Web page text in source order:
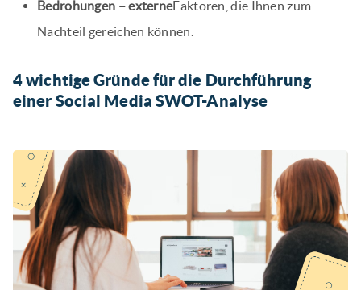
Bedrohungen – externeFaktoren, die Ihnen zum
Nachteil gereichen können.
4 wichtige Gründe für die Durchführung
einer Social Media SWOT-Analyse